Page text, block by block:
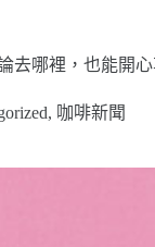
去哪裡，也能開
, 咖啡新聞